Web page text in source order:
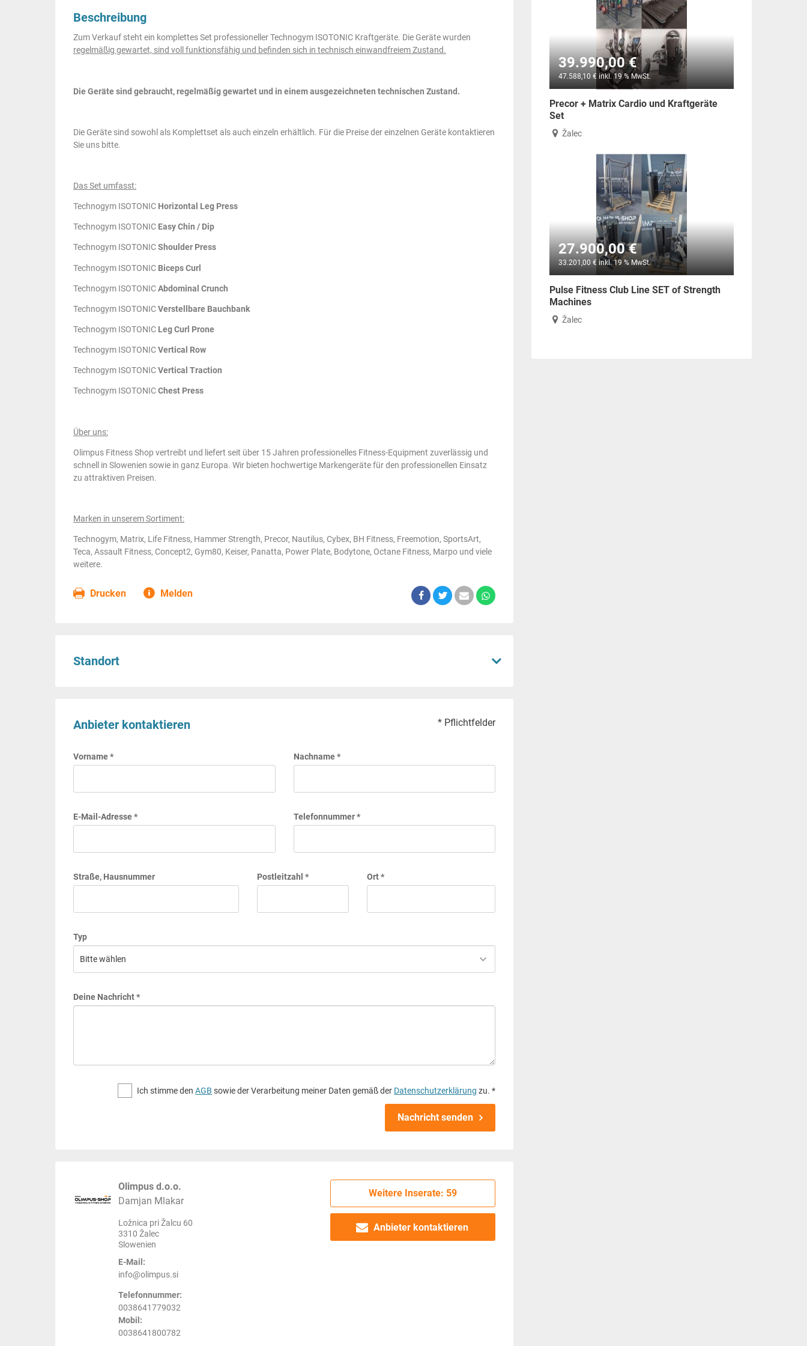
Beschreibung
Zum Verkauf steht ein komplettes Set professioneller Technogym ISOTONIC Kraftgeräte. Die Geräte wurden
regelmäßig gewartet, sind voll funktionsfähig und befinden sich in technisch einwandfreiem Zustand.
Die Geräte sind gebraucht, regelmäßig gewartet und in einem ausgezeichneten technischen Zustand.
Die Geräte sind sowohl als Komplettset als auch einzeln erhältlich. Für die Preise der einzelnen Geräte kontaktieren
Sie uns bitte.
Das Set umfasst:
Technogym ISOTONIC Horizontal Leg Press
Technogym ISOTONIC Easy Chin / Dip
Technogym ISOTONICShoulder Press
Technogym ISOTONIC Biceps Curl
Technogym ISOTONICAbdominal Crunch
Technogym ISOTONICVerstellbare Bauchbank
Technogym ISOTONIC Leg Curl Prone
Technogym ISOTONICVertical Row
Technogym ISOTONICVertical Traction
Technogym ISOTONICChest Press
Über uns:
Olimpus Fitness Shop vertreibt und liefert seit über 15 Jahren professionelles Fitness-Equipment zuverlässig und
schnell in Slowenien sowie in ganz Europa. Wir bieten hochwertige Markengeräte für den professionellen Einsatz
zu attraktiven Preisen.
Marken in unserem Sortiment:
Technogym, Matrix, Life Fitness, Hammer Strength, Precor, Nautilus, Cybex, BH Fitness, Freemotion, SportsArt,
Teca, Assault Fitness, Concept2, Gym80, Keiser, Panatta, Power Plate, Bodytone, Octane Fitness, Marpo und viele
weitere.
Drucken Melden
Standort
Anbieter kontaktieren * Pflichtfelder
Vorname * Nachname *
E-Mail-Adresse * Telefonnummer *
Straße, Hausnummer Postleitzahl * Ort *
Typ
Deine Nachricht *
Ich stimme denAGB sowie der Verarbeitung meiner Daten gemäß der Datenschutzerklärung zu. *
Nachricht senden
Olimpus d.o.o.
Damjan Mlakar
Ložnica pri Žalcu 60
3310 Žalec
Slowenien
E-Mail:
info@olimpus.si
Telefonnummer:
0038641779032
Mobil:
0038641800782
Weitere Inserate: 59
Anbieter kontaktieren
39.990,00 €
47.588,10 € inkl. 19 % MwSt.
Precor + Matrix Cardio und Kraftgeräte
Set
Žalec
27.900,00 €
33.201,00 € inkl. 19 % MwSt.
Pulse Fitness Club Line SET of Strength
Machines
Žalec